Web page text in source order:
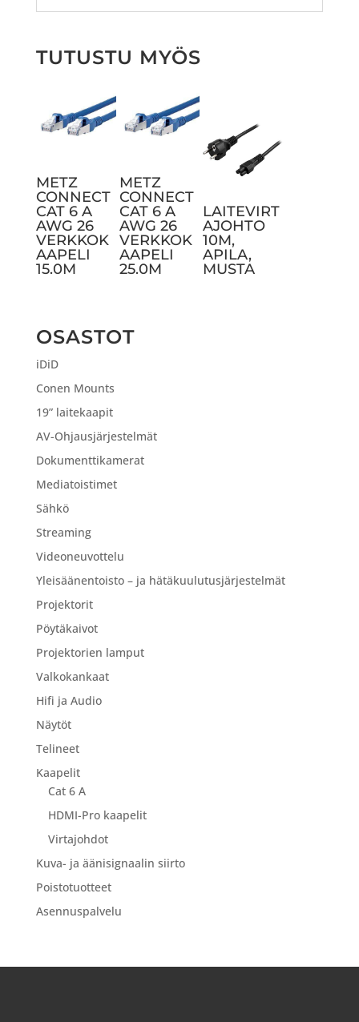
TUTUSTU MYÖS
METZ
CONNECT
CAT 6 A
AWG 26
VERKKOK
AAPELI
15.0M
METZ
CONNECT
CAT 6 A
AWG 26
VERKKOK
AAPELI
25.0M
LAITEVIRT
AJOHTO
10M,
APILA,
MUSTA
OSASTOT
iDiD
Conen Mounts
19” laitekaapit
AV-Ohjausjärjestelmät
Dokumenttikamerat
Mediatoistimet
Sähkö
Streaming
Videoneuvottelu
Yleisäänentoisto – ja hätäkuulutusjärjestelmät
Projektorit
Pöytäkaivot
Projektorien lamput
Valkokankaat
Hifi ja Audio
Näytöt
Telineet
Kaapelit
Cat 6 A
HDMI-Pro kaapelit
Virtajohdot
Kuva- ja äänisignaalin siirto
Poistotuotteet
Asennuspalvelu